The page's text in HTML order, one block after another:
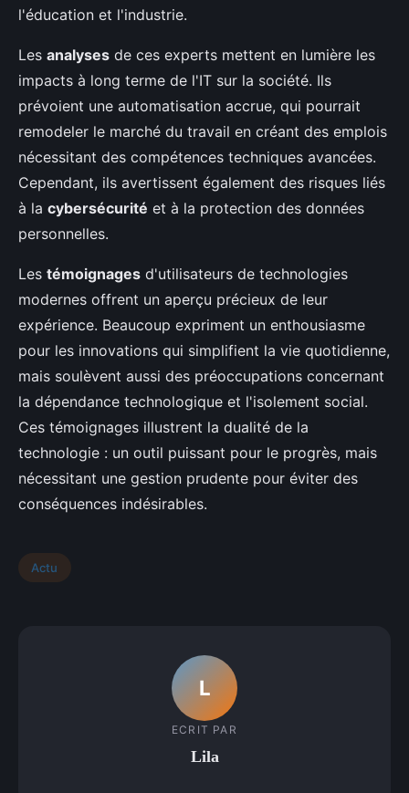
l'éducation et l'industrie.
Les analyses de ces experts mettent en lumière les
impacts à long terme de l'IT sur la société. Ils
prévoient une automatisation accrue, qui pourrait
remodeler le marché du travail en créant des emplois
nécessitant des compétences techniques avancées.
Cependant, ils avertissent également des risques liés
à la cybersécurité et à la protection des données
personnelles.
Les témoignages d'utilisateurs de technologies
modernes offrent un aperçu précieux de leur
expérience. Beaucoup expriment un enthousiasme
pour les innovations qui simplifient la vie quotidienne,
mais soulèvent aussi des préoccupations concernant
la dépendance technologique et l'isolement social.
Ces témoignages illustrent la dualité de la
technologie : un outil puissant pour le progrès, mais
nécessitant une gestion prudente pour éviter des
conséquences indésirables.
Actu
L
ECRIT PAR
Lila